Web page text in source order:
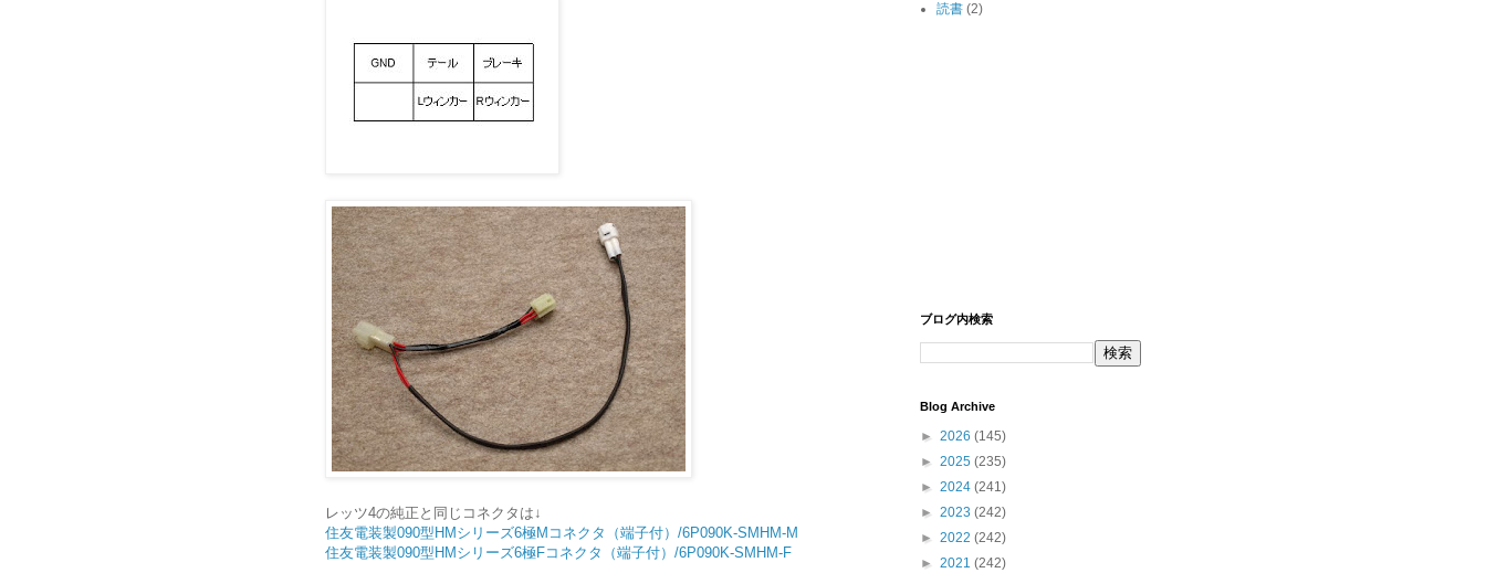
レッツ4の純正と同じコネクタは↓
住友電装製090型HMシリーズ6極Mコネクタ（端子付）/6P090K-SMHM-M
住友電装製090型HMシリーズ6極Fコネクタ（端子付）/6P090K-SMHM-F
読書 (2)
ブログ内検索
Blog Archive
► 2026 (145)
► 2025 (235)
► 2024 (241)
► 2023 (242)
► 2022 (242)
► 2021 (242)